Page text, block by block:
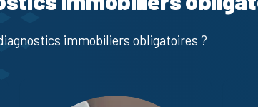
immobiliers obligatoires ?